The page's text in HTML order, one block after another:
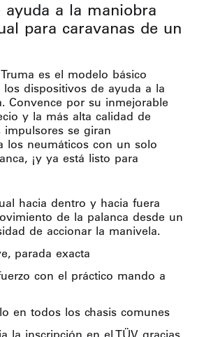
ayuda a la maniobra
para caravanas de un
es el modelo básico
dispositivos de ayuda a la
Convence por su inmejorable
y la más alta calidad de
impulsores se giran
los neumáticos con un solo
¡y ya está listo para
hacia dentro y hacia fuera
de la palanca desde un
de accionar la manivela.
parada exacta
con el práctico mando a
en todos los chasis comunes
la inscripción en el TÜV gracias